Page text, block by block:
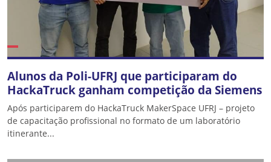
Alunos da Poli-UFRJ que participaram do
HackaTruck ganham competição da Siemens
Após participarem do HackaTruck MakerSpace UFRJ – projeto
de capacitação profissional no formato de um laboratório
itinerante...